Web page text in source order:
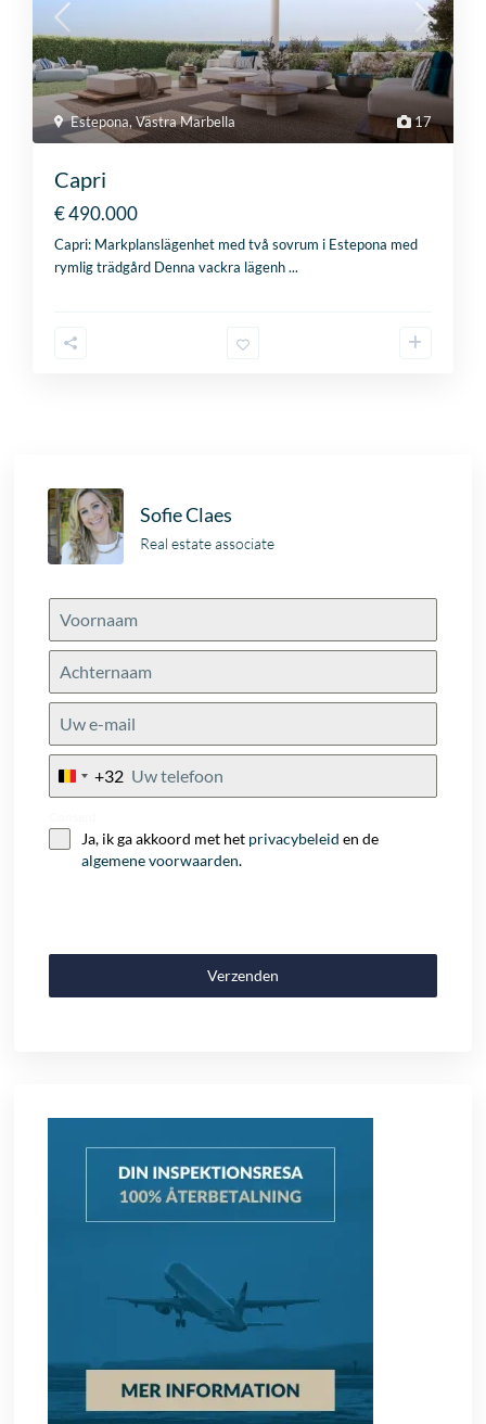
17
Estepona,Västra Marbella
Capri
€ 490.000
Capri: Markplanslägenhet med två sovrum i Estepona med
rymlig trädgård Denna vackra lägenh...
Sofie Claes
Real estate associate
Belgium
+32
Ja, ik ga akkoord met het privacybeleid en de
algemene voorwaarden.
Verzenden